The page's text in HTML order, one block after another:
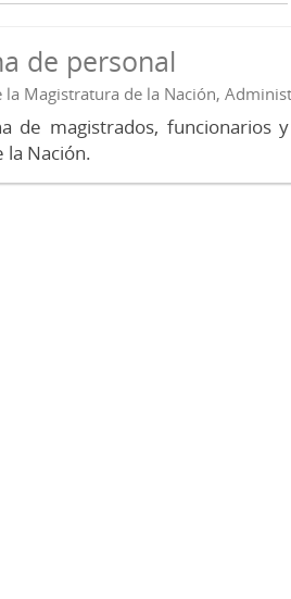
de personal
la Magistratura de la Nación,
de magistrados, funcionarios
la Nación.